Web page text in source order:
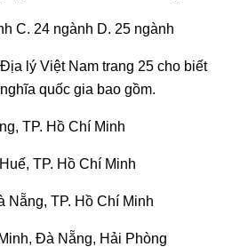
C. 24 ngành D. 25 ngành
lý Việt Nam trang 25 cho biết
quốc gia bao gồm.
TP. Hồ Chí Minh
TP. Hồ Chí Minh
Nẵng, TP. Hồ Chí Minh
Đà Nẵng, Hải Phòng